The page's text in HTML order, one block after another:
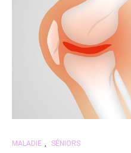
MALADIE , SÉNIORS